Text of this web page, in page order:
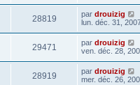
28819 par drouizig
lun. déc. 31,
29471 par drouizig
ven. déc. 28,
28919 par drouizig
mer. déc. 26,